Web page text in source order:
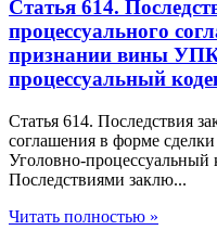
Статья 614.
процессуального
признании вины
процессуальный
Статья 614. Последствия
соглашения в форме
Уголовно-процессуальный
Последствиями заклю...
Читать полностью »